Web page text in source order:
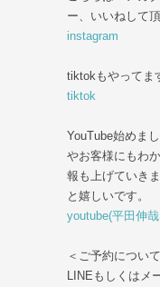
ー、いいねして
instagram
tiktokもやってま
tiktok
YouTube始めま
やお客様にもわ
報も上げていき
と嬉しいです。
youtube(平田伸哉
＜ご予約につい
LINEもしくはメ